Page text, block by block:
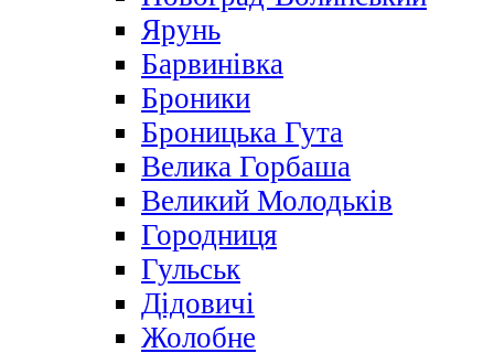
Ярунь
Барвинівка
Броники
Броницька Гута
Велика Горбаша
Великий Молодьків
Городниця
Гульськ
Дідовичі
Жолобне